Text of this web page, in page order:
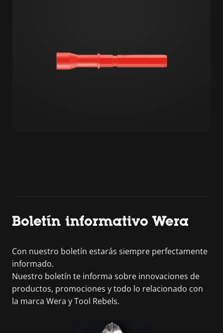
Boletín informativo Wera
Con nuestro boletín estarás siempre perfectamente
informado.
Nuestro boletín te informa sobre innovaciones de
productos, promociones y todo lo relacionado con
la marca Wera y Tool Rebels.